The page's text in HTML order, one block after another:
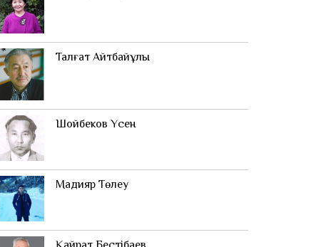
Талғат Айтбайұлы
Шойбеков Үсен
Мадияр Төлеу